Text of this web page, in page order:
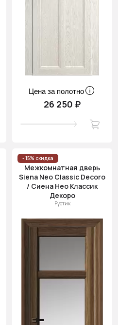
Цена за полотно
26 250 ₽
- 15% скидка
Межкомнатная дверь
Siena Neo Classic Decoro
/ Сиена Нео Классик
Декоро
Рустик